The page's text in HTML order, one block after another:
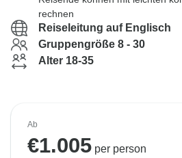
rechnen
Reiseleitung auf Englisch
Gruppengröße 8 - 30
Alter 18-35
Ab
€1.005 per person